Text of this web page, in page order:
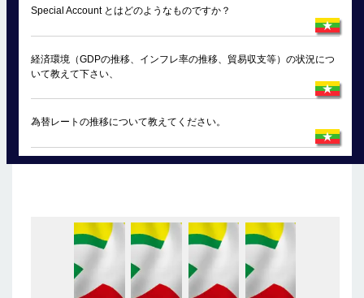
Special Account とはどのようなものですか？
経済環境（GDPの推移、インフレ率の推移、貿易収支等）の状況につ
いて教えて下さい、
為替レートの推移について教えてください。